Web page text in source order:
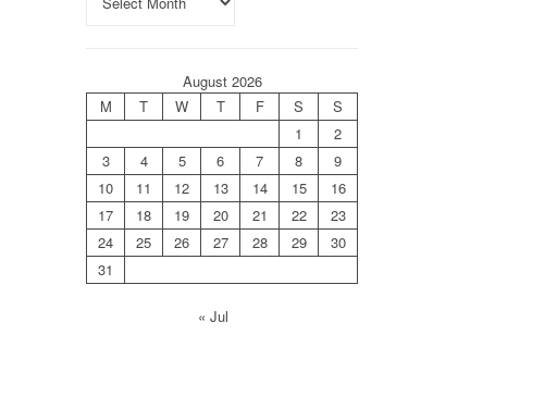
August 2026
M
T W T F S
S
1
2
3
4 5 6 7 8
9
10
11 12 13 14 15
16
17
18 19 20 21 22
23
24
25 26 27 28 29
30
31
« Jul